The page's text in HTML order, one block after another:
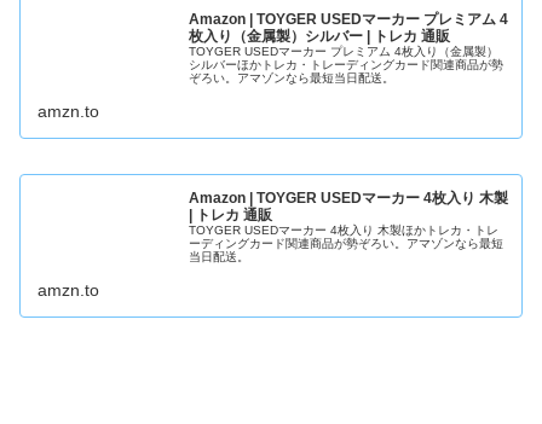
Amazon | TOYGER USEDマーカー プレミアム 4
枚入り（金属製）シルバー | トレカ 通販
TOYGER USEDマーカー プレミアム 4枚入り（金属製）
シルバーほかトレカ・トレーディングカード関連商品が勢
ぞろい。アマゾンなら最短当日配送。
amzn.to
Amazon | TOYGER USEDマーカー 4枚入り 木製
| トレカ 通販
TOYGER USEDマーカー 4枚入り 木製ほかトレカ・トレ
ーディングカード関連商品が勢ぞろい。アマゾンなら最短
当日配送。
amzn.to